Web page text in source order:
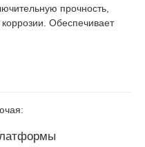
прочность,
коррозии. Обеспечивает